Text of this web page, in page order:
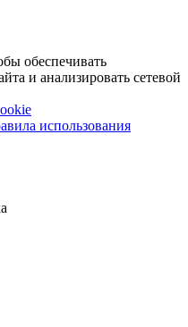
обеспечивать
и анализировать сетевой
использования